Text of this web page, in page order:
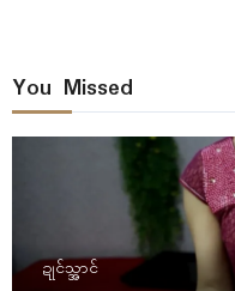
You Missed
ဍုၚ်သ္အာၚ်